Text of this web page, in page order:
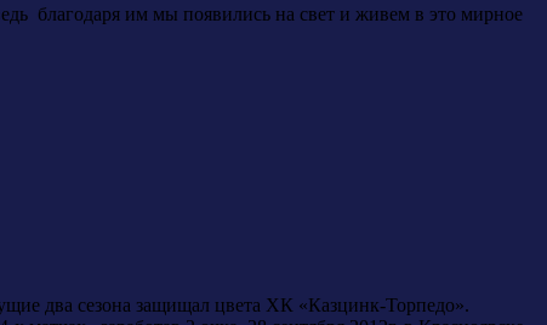
благодаря им мы появились на свет и живем в это мирное
два сезона защищал цвета ХК «Казцинк-Торпедо».